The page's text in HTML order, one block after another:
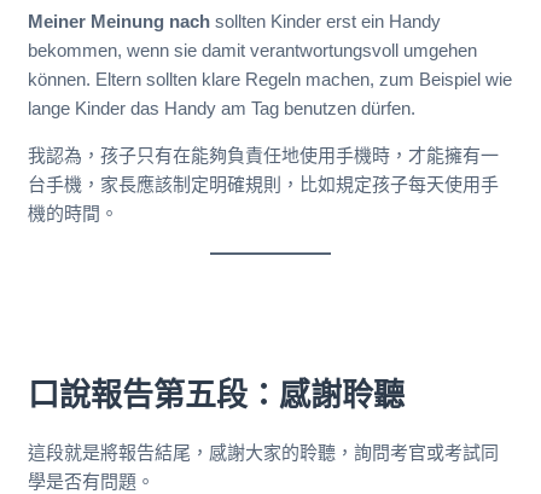
Meiner Meinung nach sollten Kinder erst ein Handy
bekommen, wenn sie damit verantwortungsvoll umgehen
können. Eltern sollten klare Regeln machen, zum Beispiel wie
lange Kinder das Handy am Tag benutzen dürfen.
我認為，孩子只有在能夠負責任地使用手機時，才能擁有一
台手機，家長應該制定明確規則，比如規定孩子每天使用手
機的時間。
口說報告第五段：感謝聆聽
這段就是將報告結尾，感謝大家的聆聽，詢問考官或考試同
學是否有問題。